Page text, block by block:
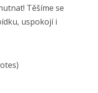
Těšíme se
uspokojí i